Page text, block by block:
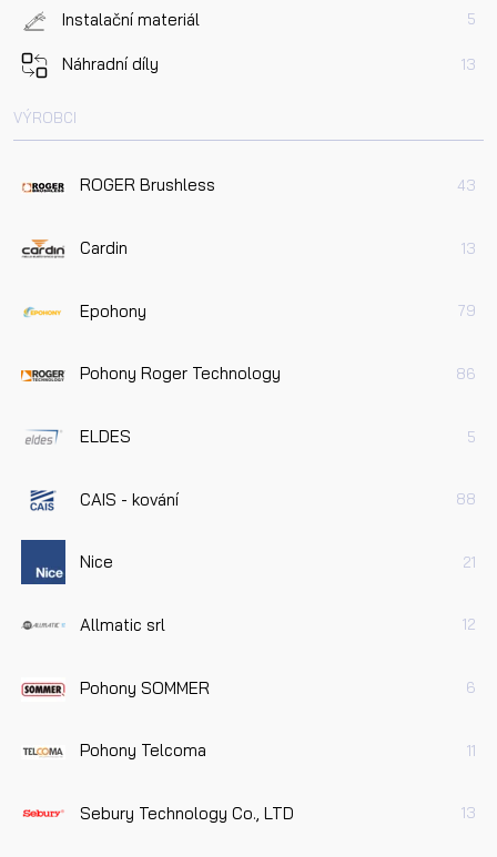
Instalační materiál 5
Náhradní díly 13
VÝROBCI
ROGER Brushless 43
Cardin 13
Epohony 79
Pohony Roger Technology 86
ELDES 5
CAIS - kování 88
Nice 21
Allmatic srl 12
Pohony SOMMER 6
Pohony Telcoma 11
Sebury Technology Co., LTD 13